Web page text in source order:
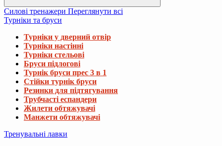
Силові тренажери Переглянути всі
Турніки та бруси
Турніки у дверний отвір
Турніки настінні
Турніки стельові
Бруси підлогові
Турнік бруси прес 3 в 1
Стійки турнік бруси
Резинки для підтягування
Трубчасті еспандери
Жилети обтяжувачі
Манжети обтяжувачі
Тренувальні лавки